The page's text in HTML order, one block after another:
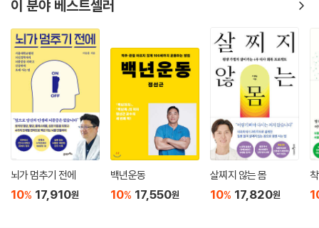
--- p. 245 「5장 약으로 ‘마음의 병’ 자체는 고칠 수 없다」 중에서
내 몸을 의사에게 맡기지 마라
“콜레스테롤 수치를 낮추는 약을 먹으면 결과적으로 면역 기능이 떨어진
다.” 콜레스테롤이 지나치게 줄어들면 세포막이 약해지고, 콜레스테롤이
재료가 되는 남성호르몬 분비량도 줄어들기 때문이다. 약을 처방할 때는
이런 것도 종합적으로 고려하여 판단해야 한다. 내분비과에서 치료를 위해
처방하는 약이 호르몬 쪽에는 나쁜 영향을 끼칠 수도 있기 때문이다. 이런
점에서 모든 질병에 대처할 수 있는 약이란 애초에 없다는 것을 인식하는
것이 중요하다.
약에 의존하는 현상은 오랜 고정관념과 사회제도, 의료교육에 이르기까지
수많은 문제들이 얽혀서 나타난다. 하지만 무엇보다도 중요한 것은 의사와
이 분야 베스트셀러
뇌가 멈추기 전에
10% 17,910원
백년운동
10% 17,550원
살찌지 않는 몸
10% 17,820원